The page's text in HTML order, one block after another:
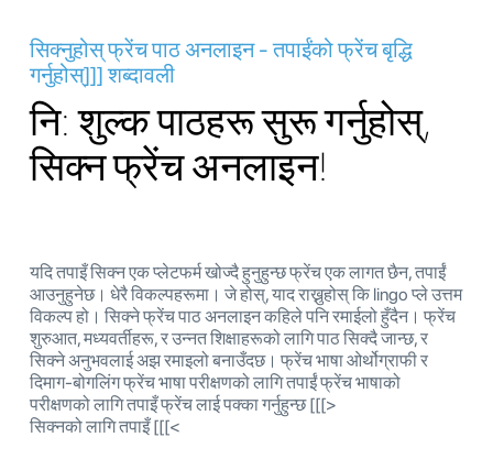
सिक्नुहोस् फ्रेंच पाठ अनलाइन - तपाईंको फ्रेंच बृद्धि
गर्नुहोस्]]] शब्दावली
नि: शुल्क पाठहरू सुरू गर्नुहोस्,
सिक्न फ्रेंच अनलाइन!
यदि तपाइँ सिक्न एक प्लेटफर्म खोज्दै हुनुहुन्छ फ्रेंच एक लागत छैन, तपाईं
आउनुहुनेछ। धेरै विकल्पहरूमा। जे होस्, याद राख्नुहोस् कि lingo प्ले उत्तम
विकल्प हो। सिक्ने फ्रेंच पाठ अनलाइन कहिले पनि रमाईलो हुँदैन। फ्रेंच
शुरुआत, मध्यवर्तीहरू, र उन्नत शिक्षाहरूको लागि पाठ सिक्दै जान्छ, र
सिक्ने अनुभवलाई अझ रमाइलो बनाउँदछ। फ्रेंच भाषा ओर्थोग्राफी र
दिमाग-बोगलिंग फ्रेंच भाषा परीक्षणको लागि तपाईं फ्रेंच भाषाको
परीक्षणको लागि तपाइँ फ्रेंच लाई पक्का गर्नुहुन्छ [[[>
सिक्नको लागि तपाइँ [[[<